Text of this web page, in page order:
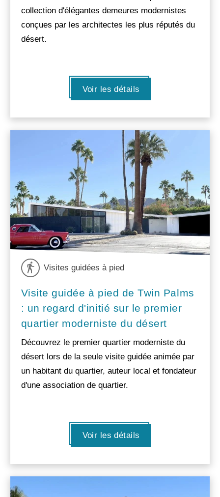
collection d'élégantes demeures modernistes
conçues par les architectes les plus réputés du
désert.
Voir les détails
Visites guidées à pied
Visite guidée à pied de Twin Palms
: un regard d'initié sur le premier
quartier moderniste du désert
Découvrez le premier quartier moderniste du
désert lors de la seule visite guidée animée par
un habitant du quartier, auteur local et fondateur
d'une association de quartier.
Voir les détails